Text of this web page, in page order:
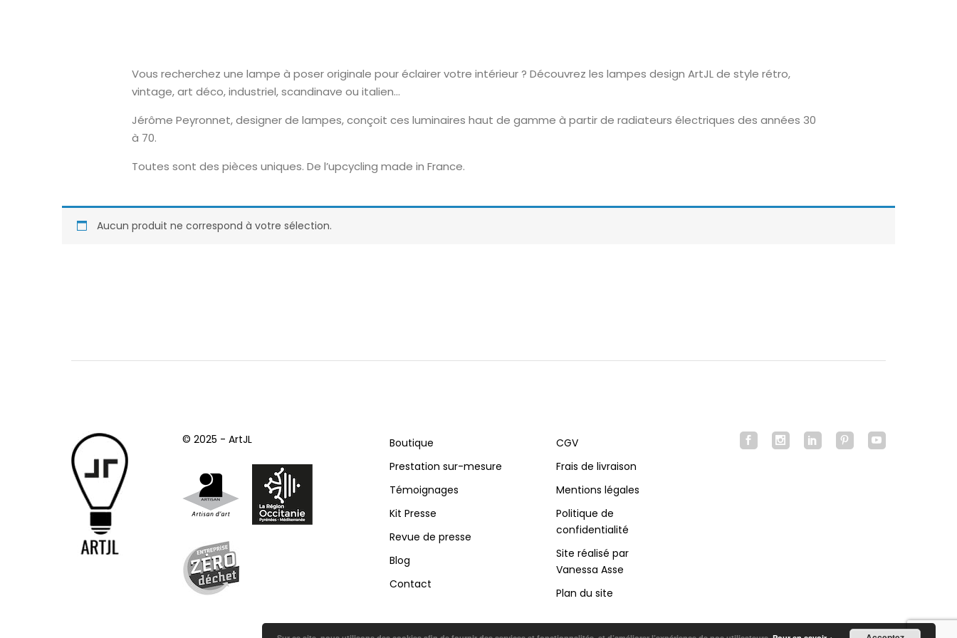
Vous recherchez une lampe à poser originale pour éclairer votre intérieur ? Découvrez les lampes design ArtJL de style rétro,
vintage, art déco, industriel, scandinave ou italien…
Jérôme Peyronnet, designer de lampes, conçoit ces luminaires haut de gamme à partir de radiateurs électriques des années 30
à 70.
Toutes sont des pièces uniques. De l’upcycling made in France.
Aucun produit ne correspond à votre sélection.
© 2025 - ArtJL
Boutique
Prestation sur-mesure
Témoignages
Kit Presse
Revue de presse
Blog
Contact
CGV
Frais de livraison
Mentions légales
Politique de
confidentialité
Site réalisé par
Vanessa Asse
Plan du site